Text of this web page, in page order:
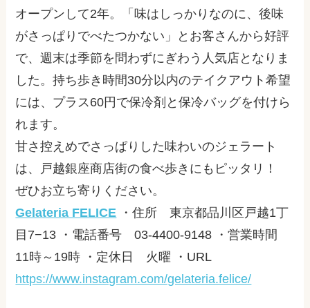
オープンして2年。「味はしっかりなのに、後味
がさっぱりでべたつかない」とお客さんから好評
で、週末は季節を問わずにぎわう人気店となりま
した。持ち歩き時間30分以内のテイクアウト希望
には、プラス60円で保冷剤と保冷バッグを付けら
れます。
甘さ控えめでさっぱりした味わいのジェラート
は、戸越銀座商店街の食べ歩きにもピッタリ！
ぜひお立ち寄りください。
Gelateria FELICE ・住所 東京都品川区戸越1丁
目 7−13 ・電話番号03-4400-9148 ・営業時間
11時～ 19時 ・定休日 火曜 ・ URL
https://www.instagram.com/gelateria.felice/